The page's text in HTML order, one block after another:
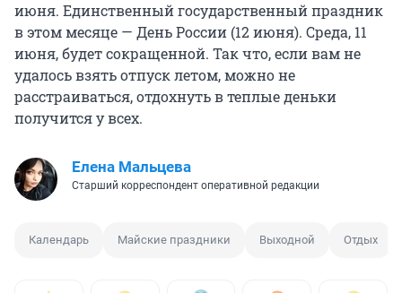
июня. Единственный государственный праздник
в этом месяце — День России (12 июня). Среда, 11
июня, будет сокращенной. Так что, если вам не
удалось взять отпуск летом, можно не
расстраиваться, отдохнуть в теплые деньки
получится у всех.
Елена Мальцева
Старший корреспондент оперативной редакции
Календарь Майские праздники Выходной Отдых